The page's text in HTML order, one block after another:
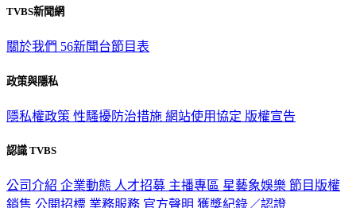
TVBS新聞網
關於我們 56新聞台節目表
政策與隱私
隱私權政策 性騷擾防治措施 網站使用協定 版權宣告
認識 TVBS
公司介紹 企業動態 人才招募 主播專區 星藝象娛樂 節目版權
銷售 公開招標 業務服務 官方聲明 獲獎紀錄／認證